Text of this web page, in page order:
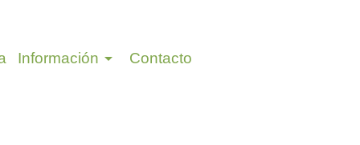
Información arrow_drop_down Contacto